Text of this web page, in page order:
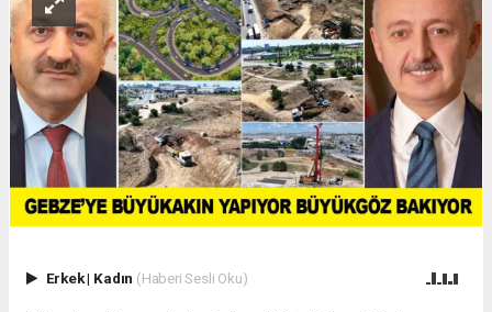
Erkek| Kadın (Haberi Sesli Oku)